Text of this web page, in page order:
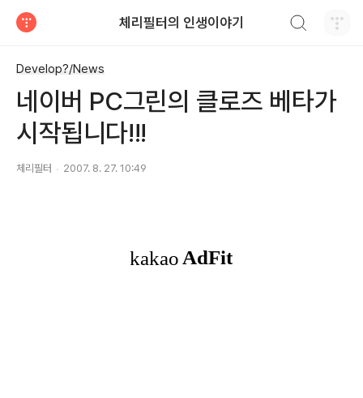
체리필터의 인생이야기
Develop?/News
네이버 PC그린의 클로즈 베타가
시작됩니다!!!
체리필터 2007. 8. 27. 10:49